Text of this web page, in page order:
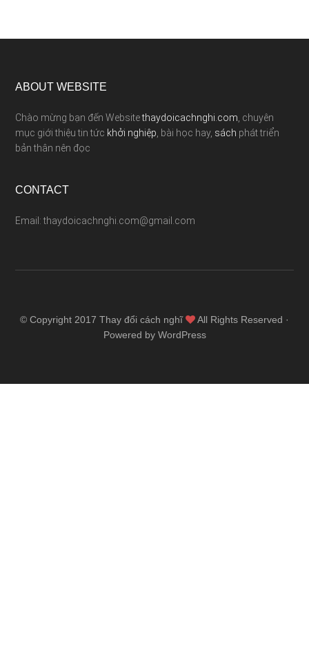
ABOUT WEBSITE
Chào mừng bạn đến Websitethaydoicachnghi.com , chuyên
mục giới thiệu tin tức khởi nghiệp , bài học hay, sách phát triển
bản thân nên đọc
CONTACT
Email: thaydoicachnghi.com@gmail.com
© Copyright 2017 Thay đổi cách nghĩ
All Rights Reserved ·
Powered by WordPress